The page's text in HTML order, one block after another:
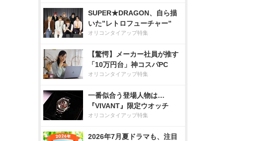
SUPER★DRAGON、自ら描
いた”レトロフューチャー”
オリコンタイアップ特集
【驚愕】メーカー社員が推す
「10万円台」神コスパPC
オリコンタイアップ特集
一番似合う登場人物は…
『VIVANT』限定ウオッチ
オリコンタイアップ特集
2026年7月夏ドラマも、注目